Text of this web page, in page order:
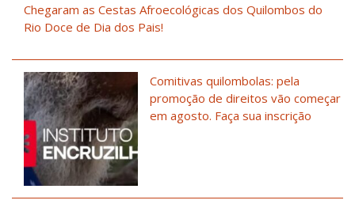
Chegaram as Cestas Afroecológicas dos Quilombos do
Rio Doce de Dia dos Pais!
Comitivas quilombolas: pela
promoção de direitos vão começar
em agosto. Faça sua inscrição